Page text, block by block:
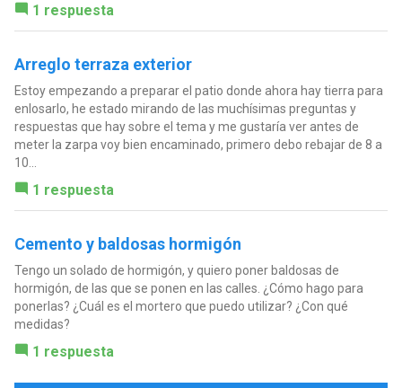
1 respuesta
Arreglo terraza exterior
Estoy empezando a preparar el patio donde ahora hay tierra para
enlosarlo, he estado mirando de las muchísimas preguntas y
respuestas que hay sobre el tema y me gustaría ver antes de
meter la zarpa voy bien encaminado, primero debo rebajar de 8 a
10...
1 respuesta
Cemento y baldosas hormigón
Tengo un solado de hormigón, y quiero poner baldosas de
hormigón, de las que se ponen en las calles. ¿Cómo hago para
ponerlas? ¿Cuál es el mortero que puedo utilizar? ¿Con qué
medidas?
1 respuesta